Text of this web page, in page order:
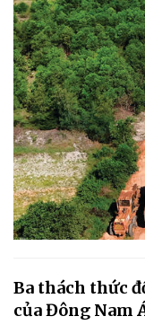
Ba thách thức
của Đông Nam